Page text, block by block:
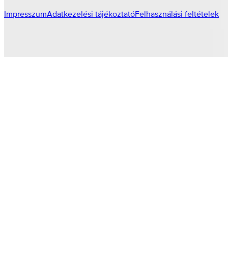
ImpresszumAdatkezelési tájékoztatóFelhasználási feltételek